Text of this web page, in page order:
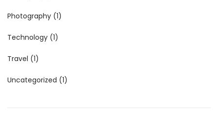
Photography (1)
Technology (1)
Travel (1)
Uncategorized (1)